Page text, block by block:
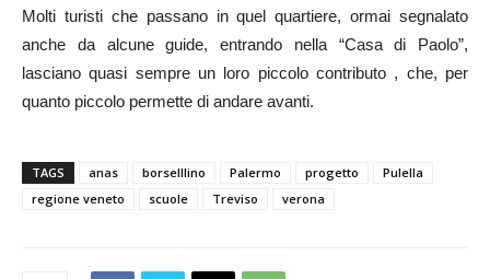
Molti turisti che passano in quel quartiere, ormai segnalato
anche da alcune guide, entrando nella “Casa di Paolo”,
lasciano quasi sempre un loro piccolo contributo , che, per
quanto piccolo permette di andare avanti.
TAGS anas borselllino Palermo progetto
Pulella
regione veneto
scuole Treviso verona